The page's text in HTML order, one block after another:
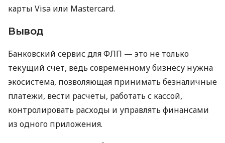
карты Visa или Mastercard.
Вывод
Банковский сервис для ФЛП — это не только
текущий счет, ведь современному бизнесу нужна
экосистема, позволяющая принимать безналичные
платежи, вести расчеты, работать с кассой,
контролировать расходы и управлять финансами
из одного приложения.